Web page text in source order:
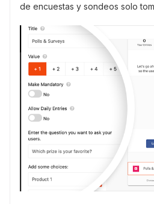
de encuestas y sondeos solo